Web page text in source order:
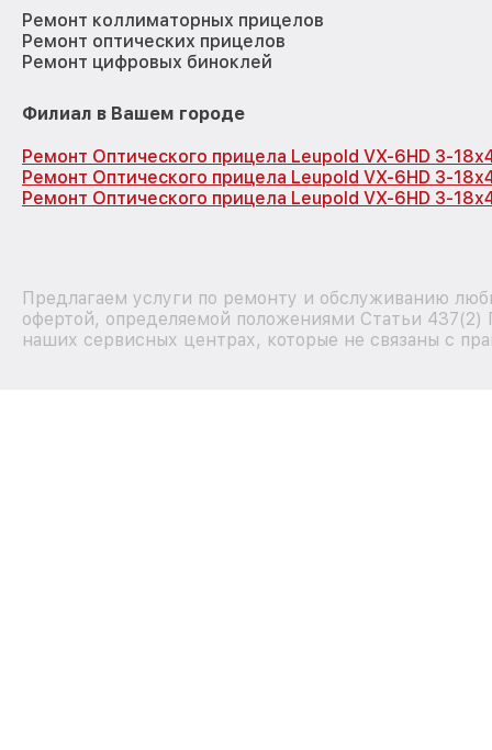
Ремонт коллиматорных прицелов
Ремонт оптических прицелов
Ремонт цифровых биноклей
Филиал в Вашем городе
Ремонт Оптического прицела Leupold VX-6HD 3-
Ремонт Оптического прицела Leupold VX-6HD 3-
Ремонт Оптического прицела Leupold VX-6HD 3-
Предлагаем услуги по ремонту и обслуживанию
офертой, определяемой положениями Статьи 437(2)
наших сервисных центрах, которые не связаны с